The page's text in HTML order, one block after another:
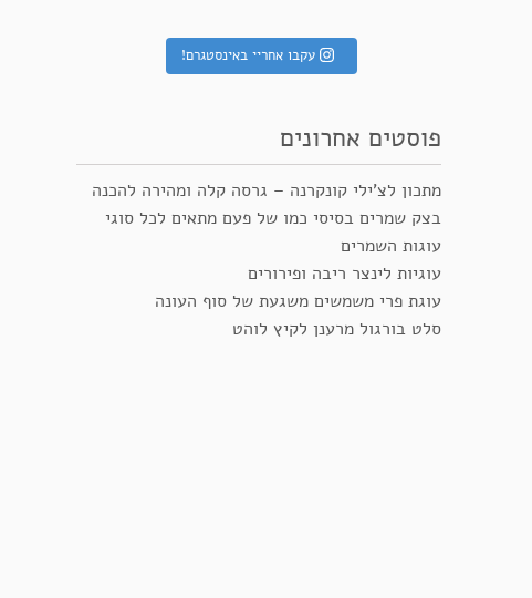
עקבו אחריי באינסטגרם!
פוסטים אחרונים
מתכון לצ’ילי קונקרנה – גרסה קלה ומהירה להכנה
בצק שמרים בסיסי כמו של פעם מתאים לכל סוגי
עוגות השמרים
עוגיות לינצר ריבה ופירורים
עוגת פרי משמשים משגעת של סוף העונה
סלט בורגול מרענן לקיץ לוהט